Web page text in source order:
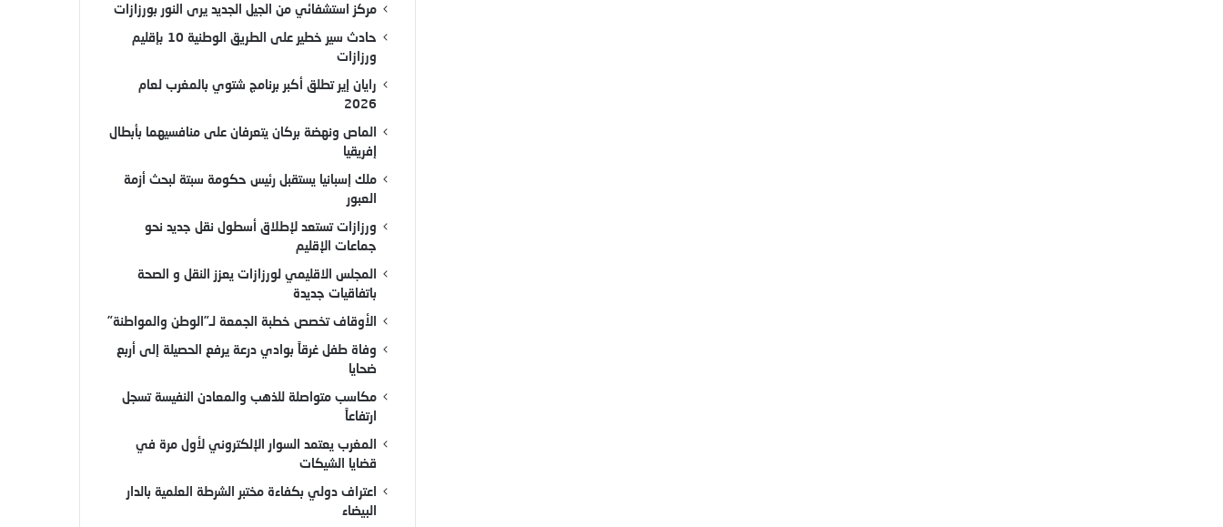
مركز استشفائي من الجيل الجديد يرى النور بورزازات
حادث سير خطير على الطريق الوطنية 10 بإقليم
ورزازات
رايان إير تطلق أكبر برنامج شتوي بالمغرب لعام
2026
الماص ونهضة بركان يتعرفان على منافسيهما بأبطال
إفريقيا
ملك إسبانيا يستقبل رئيس حكومة سبتة لبحث أزمة
العبور
ورزازات تستعد لإطلاق أسطول نقل جديد نحو
جماعات الإقليم
المجلس الاقليمي لورزازات يعزز النقل و الصحة
باتفاقيات جديدة
الأوقاف تخصص خطبة الجمعة لـ”الوطن والمواطنة”
وفاة طفل غرقاً بوادي درعة يرفع الحصيلة إلى أربع
ضحايا
مكاسب متواصلة للذهب والمعادن النفيسة تسجل
ارتفاعاً
المغرب يعتمد السوار الإلكتروني لأول مرة في
قضايا الشيكات
اعتراف دولي بكفاءة مختبر الشرطة العلمية بالدار
البيضاء